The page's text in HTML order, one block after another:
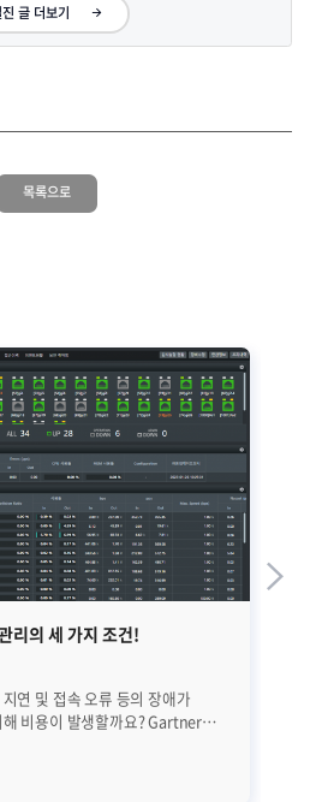
글 더보기
목록으로
리의 세 가지 조건!
연 및 접속 오류 등의 장애가
용이 발생할까요? Gartner
에 브랜드 신뢰도나 이미지 추락